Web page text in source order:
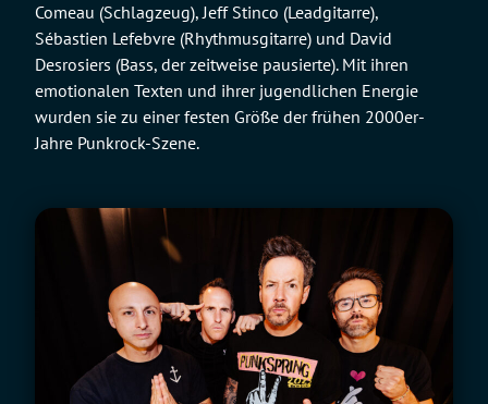
Comeau (Schlagzeug), Jeff Stinco (Leadgitarre),
Sébastien Lefebvre (Rhythmusgitarre) und David
Desrosiers (Bass, der zeitweise pausierte). Mit ihren
emotionalen Texten und ihrer jugendlichen Energie
wurden sie zu einer festen Größe der frühen 2000er-
Jahre Punkrock-Szene.